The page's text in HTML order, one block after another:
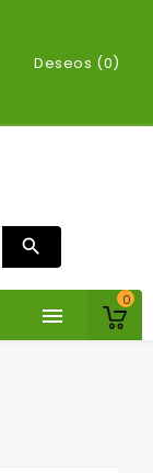
Deseos (0)
0
